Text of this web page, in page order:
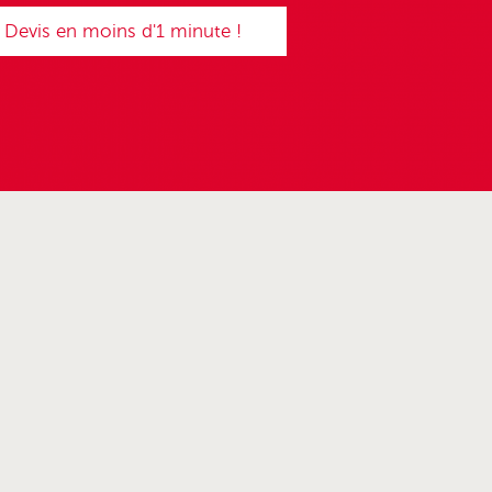
Devis en moins d'1 minute !